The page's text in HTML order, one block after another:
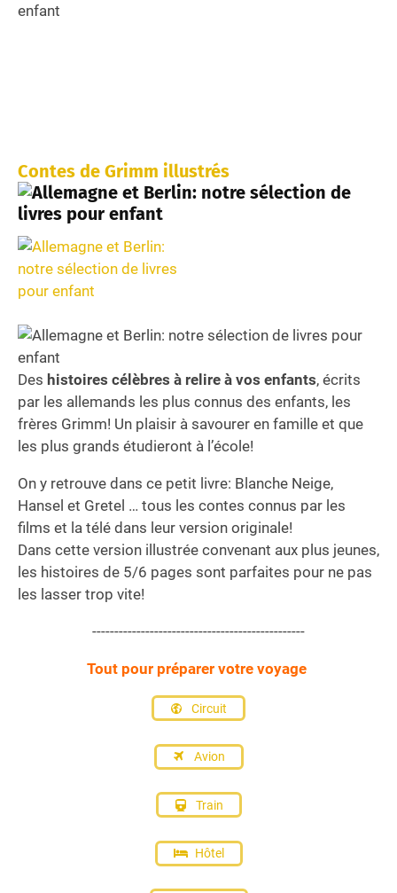
Contes de Grimm illustrés
Des histoires célèbres à relire à vos enfants, écrits
par les allemands les plus connus des enfants, les
frères Grimm! Un plaisir à savourer en famille et que
les plus grands étudieront à l’école!
On y retrouve dans ce petit livre: Blanche Neige,
Hansel et Gretel … tous les contes connus par les
films et la télé dans leur version originale!
Dans cette version illustrée convenant aux plus jeunes,
les histoires de 5/6 pages sont parfaites pour ne pas
les lasser trop vite!
------------------------------------------------
Tout pour préparer votre voyage
Circuit
Avion
Train
Hôtel